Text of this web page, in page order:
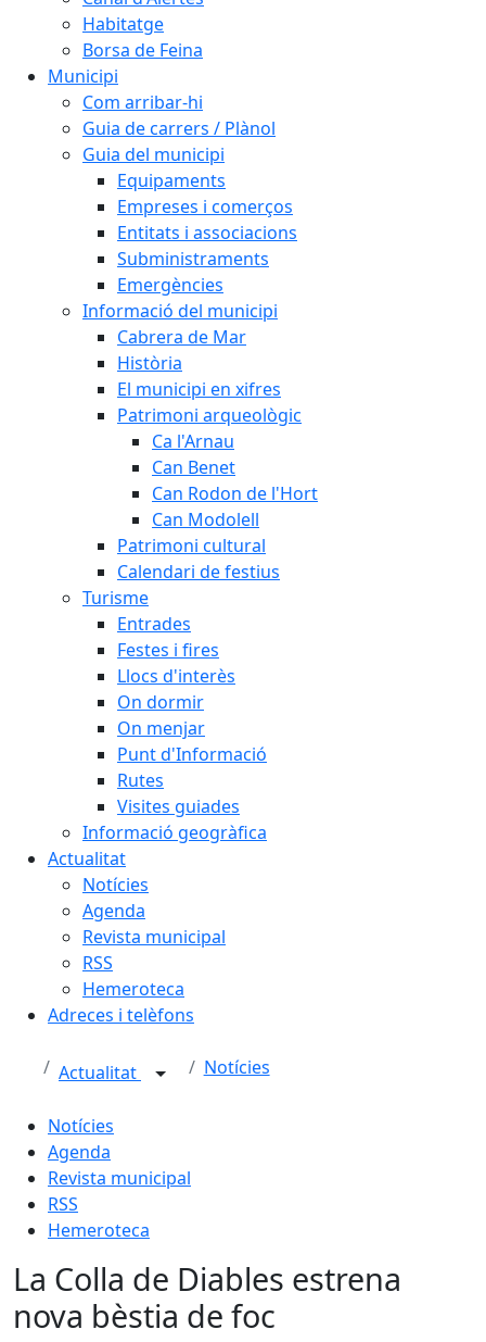
Habitatge
Borsa de Feina
Municipi
Com arribar-hi
Guia de carrers / Plànol
Guia del municipi
Equipaments
Empreses i comerços
Entitats i associacions
Subministraments
Emergències
Informació del municipi
Cabrera de Mar
Història
El municipi en xifres
Patrimoni arqueològic
Ca l'Arnau
Can Benet
Can Rodon de l'Hort
Can Modolell
Patrimoni cultural
Calendari de festius
Turisme
Entrades
Festes i fires
Llocs d'interès
On dormir
On menjar
Punt d'Informació
Rutes
Visites guiades
Informació geogràfica
Actualitat
Notícies
Agenda
Revista municipal
RSS
Hemeroteca
Adreces i telèfons
Actualitat Notícies
Notícies
Agenda
Revista municipal
RSS
Hemeroteca
La Colla de Diables estrena
nova bèstia de foc